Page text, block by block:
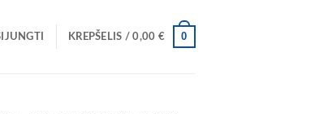
KREPŠELIS /0,00 € 0